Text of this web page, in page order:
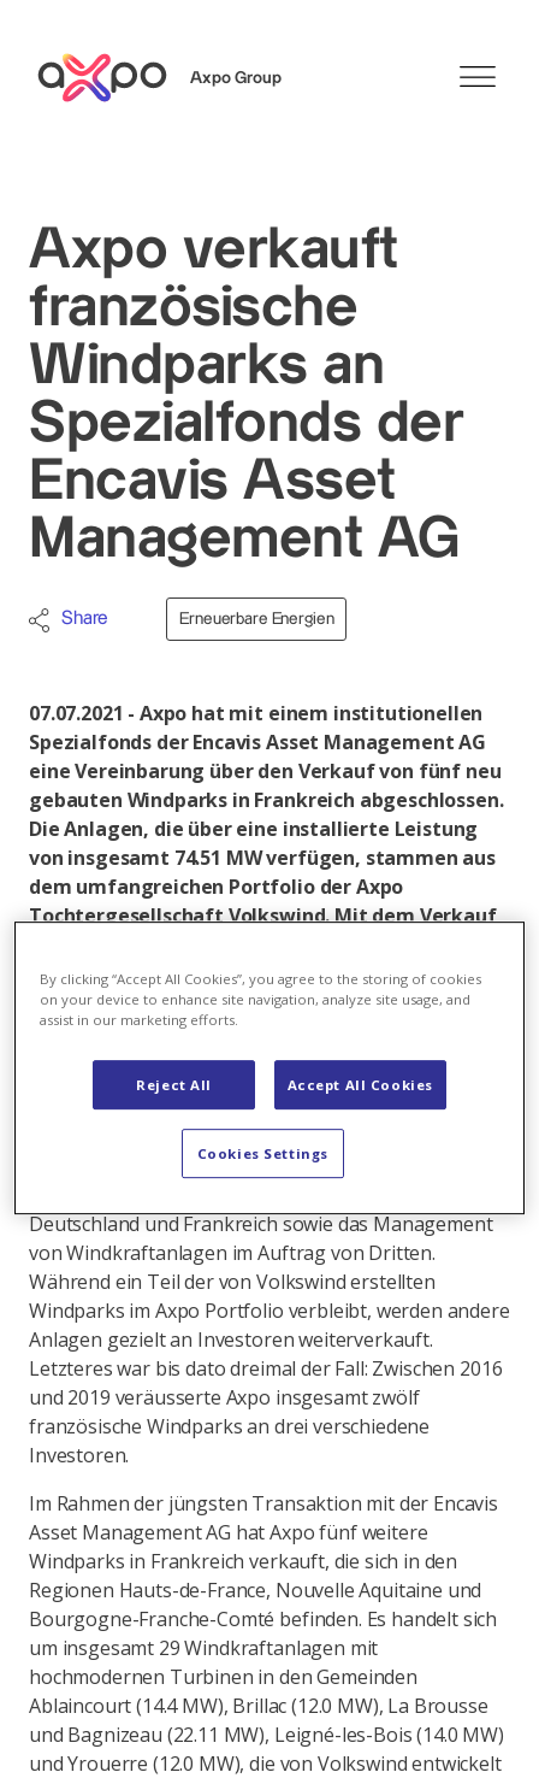
Axpo Group
Axpo verkauft
französische
Windparks an
Spezialfonds der
Encavis Asset
Management AG
Share Erneuerbare Energien
07.07.2021 - Axpo hat mit einem institutionellen
Spezialfonds der Encavis Asset Management AG
eine Vereinbarung über den Verkauf von fünf neu
gebauten Windparks in Frankreich abgeschlossen.
Die Anlagen, die über eine installierte Leistung
von insgesamt 74.51 MW verfügen, stammen aus
dem umfangreichen Portfolio der Axpo
Tochtergesellschaft Volkswind. Mit dem Verkauf
zusätzliche Erlöse im Bereich der Windenergie zu
erwirtschaften. Über den Kaufpreis wurde
Stillschweigen vereinbart.
Seit der Übernahme von Volkswind im Jahr 2015 hat
sich Axpo unter den führenden Windenergie-
Entwicklern Europas etabliert. Das Kerngeschäft ihrer
Tochtergesellschaft umfasst die Planung,
Deutschland und Frankreich sowie das Management
von Windkraftanlagen im Auftrag von Dritten.
Während ein Teil der von Volkswind erstellten
Windparks im Axpo Portfolio verbleibt, werden andere
Anlagen gezielt an Investoren weiterverkauft.
Letzteres war bis dato dreimal der Fall: Zwischen 2016
und 2019 veräusserte Axpo insgesamt zwölf
französische Windparks an drei verschiedene
Investoren.
Im Rahmen der jüngsten Transaktion mit der Encavis
Asset Management AG hat Axpo fünf weitere
Windparks in Frankreich verkauft, die sich in den
Regionen Hauts-de-France, Nouvelle Aquitaine und
Bourgogne-Franche-Comté befinden. Es handelt sich
um insgesamt 29 Windkraftanlagen mit
hochmodernen Turbinen in den Gemeinden
Ablaincourt (14.4 MW), Brillac (12.0 MW), La Brousse
und Bagnizeau (22.11 MW), Leigné-les-Bois (14.0 MW)
und Yrouerre (12.0 MW), die von Volkswind entwickelt
By clicking “Accept All Cookies”, you agree to the storing of cookies
on your device to enhance site navigation, analyze site usage, and
assist in our marketing efforts.
Reject All Accept All Cookies
Cookies Settings